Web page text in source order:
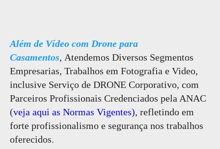
Além de Vídeo com Drone para
Casamentos, Atendemos Diversos Segmentos
Empresarias, Trabalhos em Fotografia e Video,
inclusive Serviço de DRONE Corporativo, com
Parceiros Profissionais Credenciados pela ANAC
(veja aqui as Normas Vigentes), refletindo em
forte profissionalismo e segurança nos trabalhos
oferecidos.